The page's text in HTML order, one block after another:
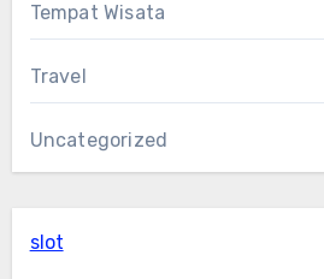
Tempat Wisata
Travel
Uncategorized
slot